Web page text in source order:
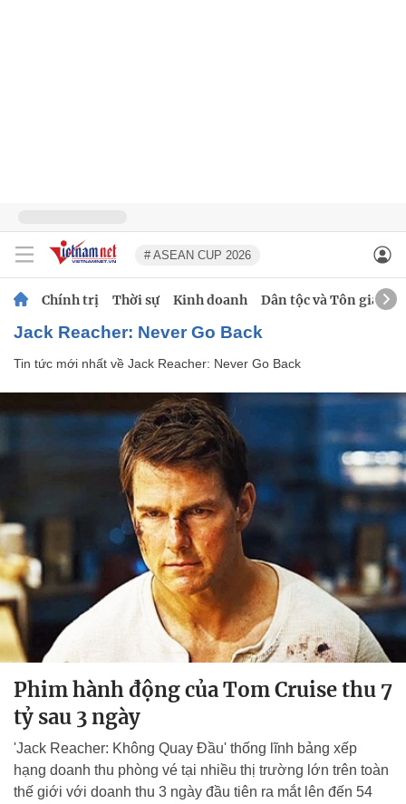
# ASEAN CUP 2026
Chính trị Thời sự Kinh doanh Dân tộc và Tôn giáo
Jack Reacher: Never Go Back
Tin tức mới nhất về Jack Reacher: Never Go Back
Phim hành động của Tom Cruise thu 7
tỷ sau 3 ngày
'Jack Reacher: Không Quay Đầu' thống lĩnh bảng xếp
hạng doanh thu phòng vé tại nhiều thị trường lớn trên toàn
thế giới với doanh thu 3 ngày đầu tiên ra mắt lên đến 54